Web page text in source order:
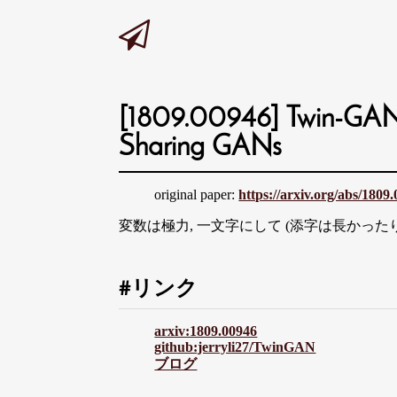
[1809.00946] Twin-
Sharing GANs
original paper:https://arxiv.org/abs/
変数は極力, 一文字にして (添字は長かっ
リンク
arxiv:1809.00946
github:jerryli27/TwinGAN
ブログ